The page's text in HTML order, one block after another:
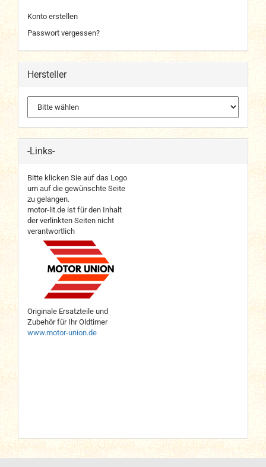
Konto erstellen
Passwort vergessen?
Hersteller
-Links-
Bitte klicken Sie auf das Logo
um auf die gewünschte Seite
zu gelangen.
motor-lit.de ist für den Inhalt
der verlinkten Seiten nicht
verantwortlich
Originale Ersatzteile und
Zubehör für Ihr Oldtimer
www.motor-union.de